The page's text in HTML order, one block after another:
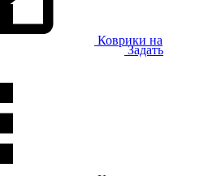
Коврики на
Задать